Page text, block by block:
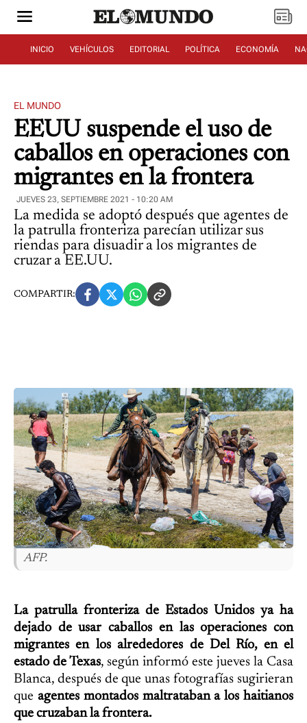
INICIO VEHÍCULOS EDITORIAL POLÍTICA ECONOMÍA
EL MUNDO
EEUU suspende el uso de
caballos en operaciones con
migrantes en la frontera
JUEVES 23, SEPTIEMBRE 2021 - 10:20 AM
La medida se adoptó después que agentes de
la patrulla fronteriza parecían utilizar sus
riendas para disuadir a los migrantes de
cruzar a EE.UU.
COMPARTIR:
AFP.
La patrulla fronteriza de Estados Unidos ya ha
dejado de usar caballos en las operaciones con
migrantes en los alrededores de Del Río, en el
estado de Texas, según informó este jueves la Casa
Blanca, después de que unas fotografías sugirieran
que agentes montados maltrataban a los haitianos
que cruzaban la frontera.